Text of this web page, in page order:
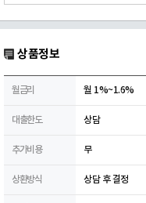
상품정보
월금리 월 1%~1.6%
대출한도 상담
추가비용 무
상환방식 상담 후 결정